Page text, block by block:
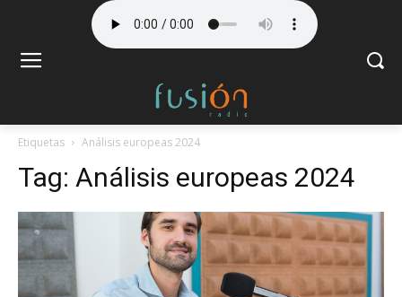
Etiquetas Análisis europeas 2024
Tag: Análisis europeas 2024